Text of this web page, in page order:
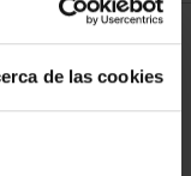
de las cookies